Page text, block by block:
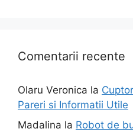
Comentarii recente
Olaru Veronica la
Pareri si Informatii Utile
Madalina la Robot de